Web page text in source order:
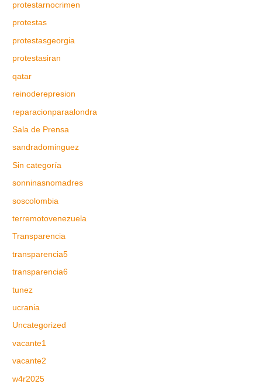
protestarnocrimen
protestas
protestasgeorgia
protestasiran
qatar
reinoderepresion
reparacionparaalondra
Sala de Prensa
sandradominguez
Sin categoría
sonninasnomadres
soscolombia
terremotovenezuela
Transparencia
transparencia5
transparencia6
tunez
ucrania
Uncategorized
vacante1
vacante2
w4r2025